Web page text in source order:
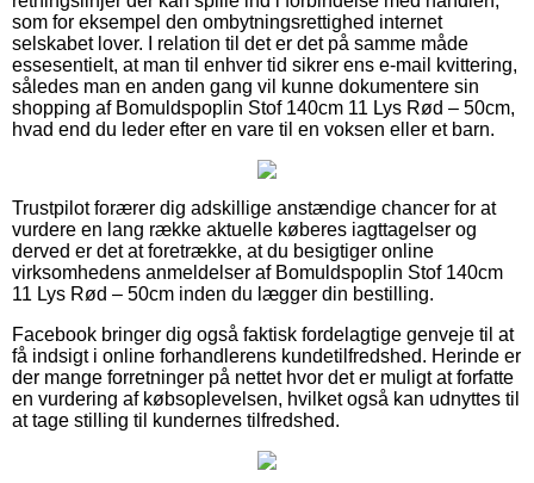
som for eksempel den ombytningsrettighed internet
selskabet lover. I relation til det er det på samme måde
essesentielt, at man til enhver tid sikrer ens e-mail kvittering,
således man en anden gang vil kunne dokumentere sin
shopping af Bomuldspoplin Stof 140cm 11 Lys Rød – 50cm,
hvad end du leder efter en vare til en voksen eller et barn.
Trustpilot forærer dig adskillige anstændige chancer for at
vurdere en lang række aktuelle køberes iagttagelser og
derved er det at foretrække, at du besigtiger online
virksomhedens anmeldelser af Bomuldspoplin Stof 140cm
11 Lys Rød – 50cm inden du lægger din bestilling.
Facebook bringer dig også faktisk fordelagtige genveje til at
få indsigt i online forhandlerens kundetilfredshed. Herinde er
der mange forretninger på nettet hvor det er muligt at forfatte
en vurdering af købsoplevelsen, hvilket også kan udnyttes til
at tage stilling til kundernes tilfredshed.